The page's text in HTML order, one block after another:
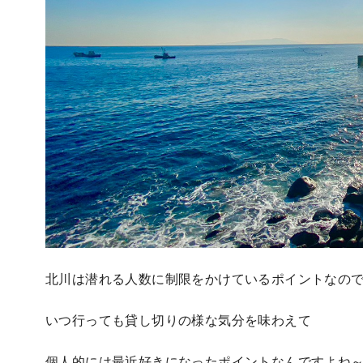
北川は潜れる人数に制限をかけているポイントなの
いつ行っても貸し切りの様な気分を味わえて